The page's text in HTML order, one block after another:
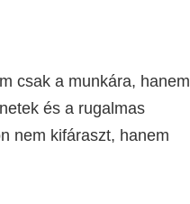
csak a munkára, hanem
és a rugalmas
nem kifáraszt, hanem